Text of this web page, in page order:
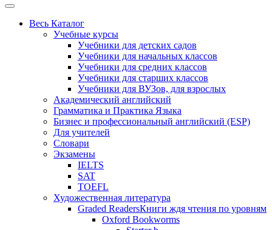
Весь Каталог
Учебные курсы
Учебники для детских садов
Учебники для начальных классов
Учебники для средних классов
Учебники для старших классов
Учебники для ВУЗов, для взрослых
Академический английский
Грамматика и Практика Языка
Бизнес и профессиональный английский (ESP)
Для учителей
Словари
Экзамены
IELTS
SAT
TOEFL
Художественная литература
Graded ReadersКниги ждя чтения по уровням
Oxford Bookworms